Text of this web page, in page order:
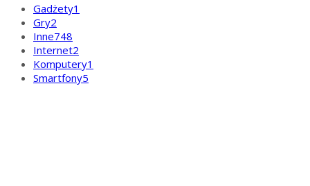
Gadżety1
Gry2
Inne748
Internet2
Komputery1
Smartfony5